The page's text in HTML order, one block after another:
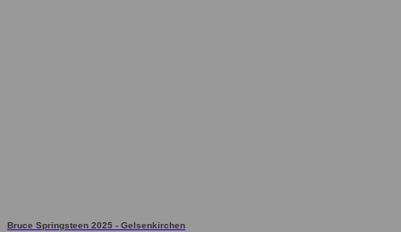
Bruce Springsteen 2025 - Gelsenkirchen